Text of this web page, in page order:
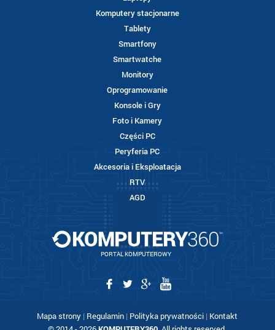
Komputery stacjonarne
Tablety
Smartfony
Smartwatche
Monitory
Oprogramowanie
Konsole i Gry
Foto i Kamery
Części PC
Peryferia PC
Akcesoria i Eksploatacja
RTV
AGD
PORTAL KOMPUTEROWY
Mapa strony | Regulamin | Polityka prywatności | Kontakt